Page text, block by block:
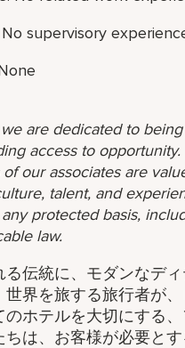
supervisory
are dedicated to
access to
our associates are
talent, and
protected basis,
law.
伝統に、モダンなデ
界を旅する旅行者が
ホテルを大切にする
ちは、お客様が必要と